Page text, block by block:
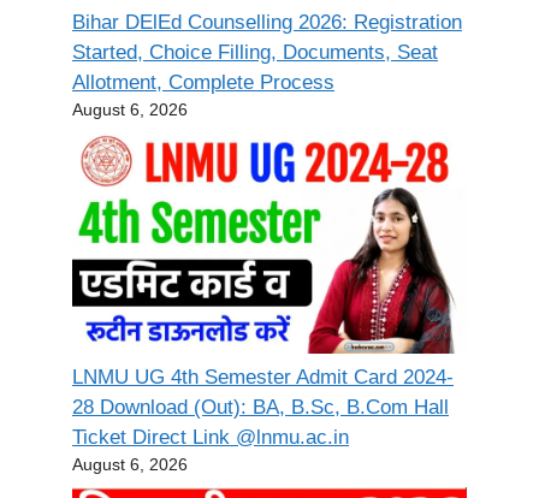
Bihar DElEd Counselling 2026: Registration
Started, Choice Filling, Documents, Seat
Allotment, Complete Process
August 6, 2026
LNMU UG 4th Semester Admit Card 2024-
28 Download (Out): BA, B.Sc, B.Com Hall
Ticket Direct Link @lnmu.ac.in
August 6, 2026